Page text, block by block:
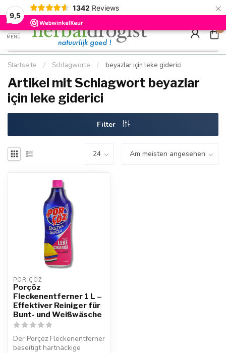
9,5
1342 Reviews ×
Kostenloser DE-Versand ab Mindestbestellwert |
Schnell geliefert
Minimum
Hızlı
MENU
0
Startseite / Schlagworte / beyazlar için leke giderici
Artikel mit Schlagwort beyazlar
için leke giderici
Filter
POR ÇÖZ
Porçöz
Fleckenentferner 1 L –
Effektiver Reiniger für
Bunt- und Weißwäsche
Der Porçöz Fleckenentferner
beseitigt hartnäckige